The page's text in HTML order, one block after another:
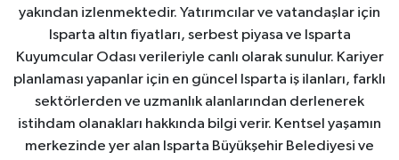
yakından izlenmektedir. Yatırımcılar ve vatandaşlar için
Isparta altın fiyatları, serbest piyasa ve Isparta
Kuyumcular Odası verileriyle canlı olarak sunulur. Kariyer
planlaması yapanlar için en güncel Isparta iş ilanları, farklı
sektörlerden ve uzmanlık alanlarından derlenerek
istihdam olanakları hakkında bilgi verir. Kentsel yaşamın
merkezinde yer alan Isparta Büyükşehir Belediyesi ve